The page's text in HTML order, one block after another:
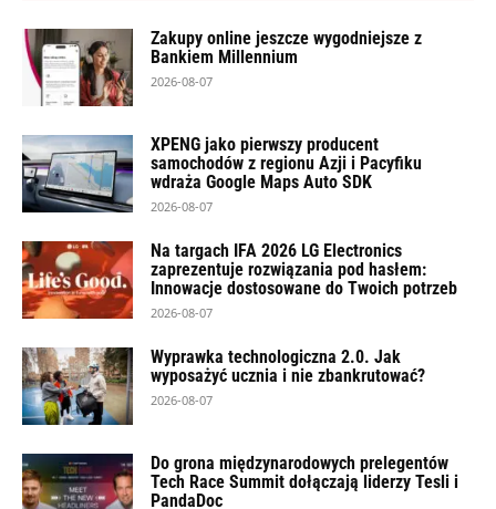
Zakupy online jeszcze wygodniejsze z
Bankiem Millennium
2026-08-07
XPENG jako pierwszy producent
samochodów z regionu Azji i Pacyfiku
wdraża Google Maps Auto SDK
2026-08-07
Na targach IFA 2026 LG Electronics
zaprezentuje rozwiązania pod hasłem:
Innowacje dostosowane do Twoich potrzeb
2026-08-07
Wyprawka technologiczna 2.0. Jak
wyposażyć ucznia i nie zbankrutować?
2026-08-07
Do grona międzynarodowych prelegentów
Tech Race Summit dołączają liderzy Tesli i
PandaDoc